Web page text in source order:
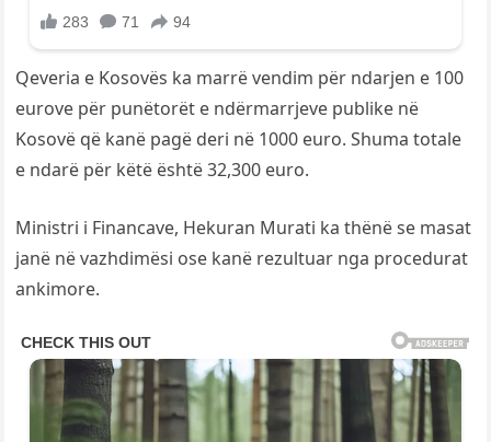
Qeveria e Kosovës ka marrë vendim për ndarjen e 100
eurove për punëtorët e ndërmarrjeve publike në
Kosovë që kanë pagë deri në 1000 euro. Shuma totale
e ndarë për këtë është 32,300 euro.
Ministri i Financave, Hekuran Murati ka thënë se masat
janë në vazhdimësi ose kanë rezultuar nga procedurat
ankimore.